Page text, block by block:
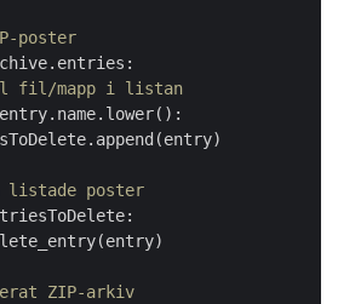
poster
fil/mapp i listan
entry.name.lower():
poster
ZIP-arkiv